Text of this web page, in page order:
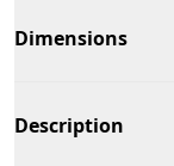
Dimensions
Description